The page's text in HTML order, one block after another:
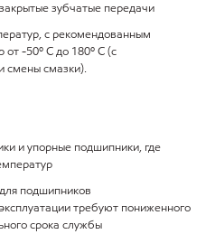
зубчатые передачи
с рекомендованным
-50º C до 180º C (с
смены смазки).
и упорные подшипники, где
подшипников
требуют пониженного
срока службы